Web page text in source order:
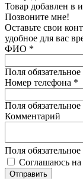
Товар добавлен в
Позвоните мне!
Оставьте свои
удобное для вас
ФИО *
Поля
Номер телефона *
Поля
Комментарий
Поля
Соглашаюсь на
Отправить